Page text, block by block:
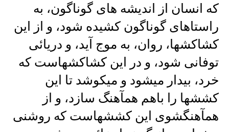
که انسان از اندیشه های گوناگون، به
راستاهای گوناگون کشیده شود، و از این
کشاکشها، روان، به موج آید، و دریائی
توفانی شود، و در این کشاکشهاست که
خرد، بیدار میشود و میکوشد تا این
کششها را باهم همآهنگ سازد، و از
همآهنگشوی این کششهاست که روشنی